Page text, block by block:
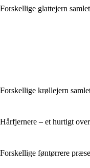
Forskellige glattejern
Forskellige krøllejern
Hårfjernere – et hurtigt
Forskellige føntørrere